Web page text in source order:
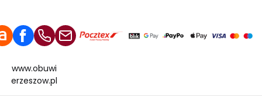
www.obuwi
erzeszow.pl